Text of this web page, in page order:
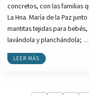
concretos, con las familias
La Hna. María de la Paz
mantitas tejidas para
lavándola y planchándola; …
LEER MÁS